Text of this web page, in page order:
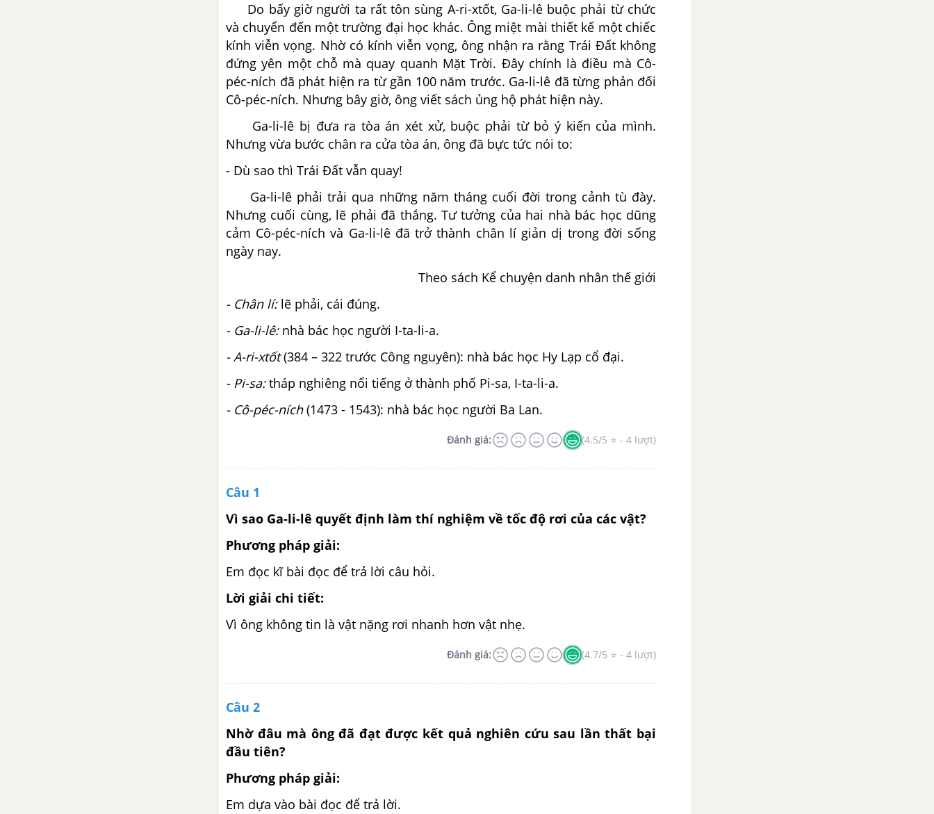
Do bấy giờ người ta rất tôn sùng A-ri-xtốt, Ga-li-lê buộc phải từ chức
và chuyển đến một trường đại học khác. Ông miệt mài thiết kế một chiếc
kính viễn vọng. Nhờ có kính viễn vọng, ông nhận ra rằng Trái Đất không
đứng yên một chỗ mà quay quanh Mặt Trời. Đây chính là điều mà Cô-
péc-ních đã phát hiện ra từ gần 100 năm trước. Ga-li-lê đã từng phản đối
Cô-péc-ních. Nhưng bây giờ, ông viết sách ủng hộ phát hiện này.
Ga-li-lê bị đưa ra tòa án xét xử, buộc phải từ bỏ ý kiến của mình.
Nhưng vừa bước chân ra cửa tòa án, ông đã bực tức nói to:
- Dù sao thì Trái Đất vẫn quay!
Ga-li-lê phải trải qua những năm tháng cuối đời trong cảnh tù đày.
Nhưng cuối cùng, lẽ phải đã thắng. Tư tưởng của hai nhà bác học dũng
cảm Cô-péc-ních và Ga-li-lê đã trở thành chân lí giản dị trong đời sống
ngày nay.
Theo sách Kể chuyện danh nhân thế giới
- Chân lí:lẽ phải, cái đúng.
- Ga-li-lê:nhà bác học người I-ta-li-a.
- A-ri-xtốt(384 – 322 trước Công nguyên): nhà bác học Hy Lạp cổ đại.
- Pi-sa:tháp nghiêng nổi tiếng ở thành phố Pi-sa, I-ta-li-a.
- Cô-péc-ních(1473 - 1543): nhà bác học người Ba Lan.
Đánh giá: (4.5/5 ⭐ - 4 lượt)
Câu 1
Vì sao Ga-li-lê quyết định làm thí nghiệm về tốc độ rơi của các vật?
Phương pháp giải:
Em đọc kĩ bài đọc để trả lời câu hỏi.
Lời giải chi tiết:
Vì ông không tin là vật nặng rơi nhanh hơn vật nhẹ.
Đánh giá: (4.7/5 ⭐ - 4 lượt)
Câu 2
Nhờ đâu mà ông đã đạt được kết quả nghiên cứu sau lần thất bại
đầu tiên?
Phương pháp giải:
Em dựa vào bài đọc để trả lời.